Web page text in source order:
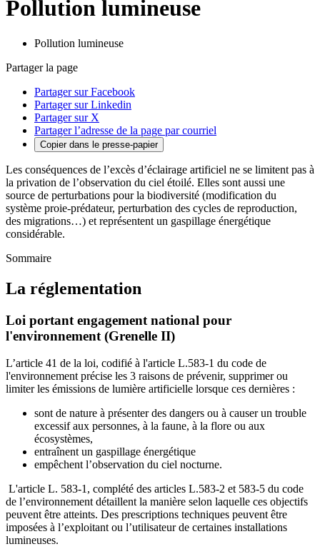
Pollution lumineuse
Pollution lumineuse
Partager la page
Partager sur Facebook
Partager sur Linkedin
Partager sur X
Partager l’adresse de la page par courriel
Copier dans le presse-papier
Les conséquences de l’excès d’éclairage artificiel ne se limitent pas à
la privation de l’observation du ciel étoilé. Elles sont aussi une
source de perturbations pour la biodiversité (modification du
système proie-prédateur, perturbation des cycles de reproduction,
des migrations…) et représentent un gaspillage énergétique
considérable.
Sommaire
La réglementation
Loi portant engagement national pour
l'environnement (Grenelle II)
L’article 41 de la loi, codifié à l'article L.583-1 du code de
l'environnement précise les 3 raisons de prévenir, supprimer ou
limiter les émissions de lumière artificielle lorsque ces dernières :
sont de nature à présenter des dangers ou à causer un trouble
excessif aux personnes, à la faune, à la flore ou aux
écosystèmes,
entraînent un gaspillage énergétique
empêchent l’observation du ciel nocturne.
L'article L. 583-1, complété des articles L.583-2 et 583-5 du code
de l’environnement détaillent la manière selon laquelle ces objectifs
peuvent être atteints. Des prescriptions techniques peuvent être
imposées à l’exploitant ou l’utilisateur de certaines installations
lumineuses.